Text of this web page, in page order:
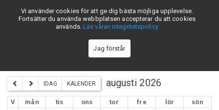
skiftschema.se
Uddeholm Tooling 5-skift - Lag 3
IDAG KALENDER augusti 2026
V mån tis ons tor fre lör
sön
Vi använder cookies för att ge dig bästa möjliga upplevelse.
Fortsätter du använda webbplatsen accepterar du att cookies
används.Läs våran integritetspolicy
Jag förstår